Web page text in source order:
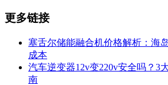
更多链接
塞舌尔储能融合机价格解析：海
成本
汽车逆变器12v变220v安全吗？3
南